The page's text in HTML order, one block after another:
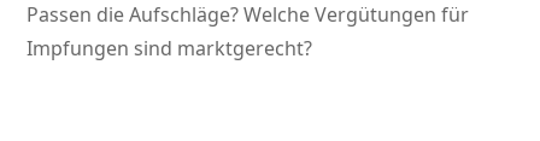
Passen die Aufschläge? Welche Vergütungen für
Impfungen sind marktgerecht?